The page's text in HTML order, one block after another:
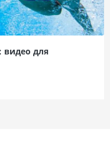
видео для